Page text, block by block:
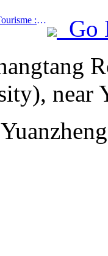
Prev:Ministère de la Culture et du Tourisme : Mettre l’accent à la fois sur l’offre et la demande pour orienter les activités de consommation culturelle et touristique ainsi que les voyages.
Go
near